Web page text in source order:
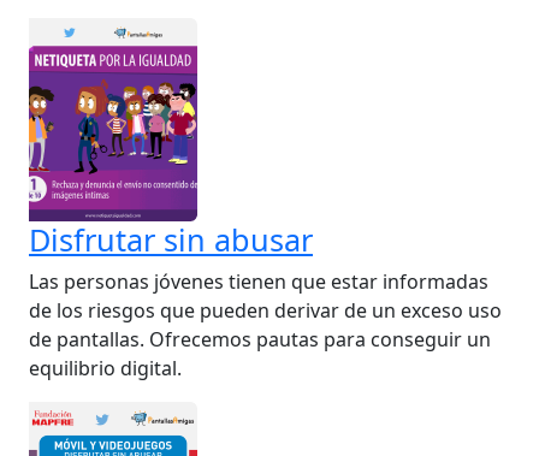
Disfrutar sin abusar
Las personas jóvenes tienen que estar informadas
de los riesgos que pueden derivar de un exceso uso
de pantallas. Ofrecemos pautas para conseguir un
equilibrio digital.